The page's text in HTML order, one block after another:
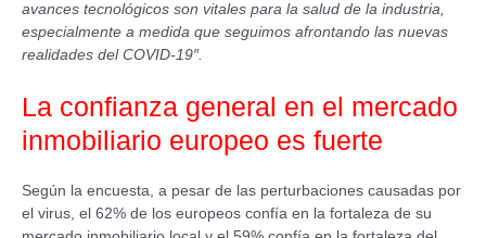
avances tecnológicos son vitales para la salud de la industria,
especialmente a medida que seguimos afrontando las nuevas
realidades del COVID-19″.
La confianza general en el mercado
inmobiliario europeo es fuerte
Según la encuesta, a pesar de las perturbaciones causadas por
el virus, el 62% de los europeos confía en la fortaleza de su